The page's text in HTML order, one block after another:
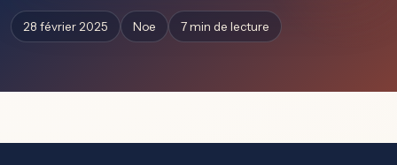
28 février 2025 Noe 7 min de lecture